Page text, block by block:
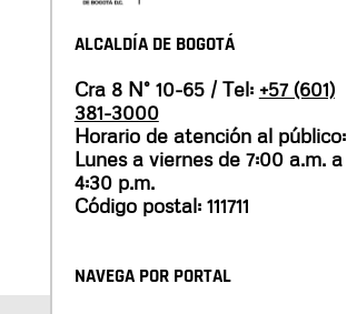
ALCALDÍA DE BOGOTÁ
Cra 8 N° 10-65 / Tel: +57 (601)
381-3000
Horario de atención al público:
Lunes a viernes de 7:00 a.m. a
4:30 p.m.
Código postal: 111711
NAVEGA POR PORTAL